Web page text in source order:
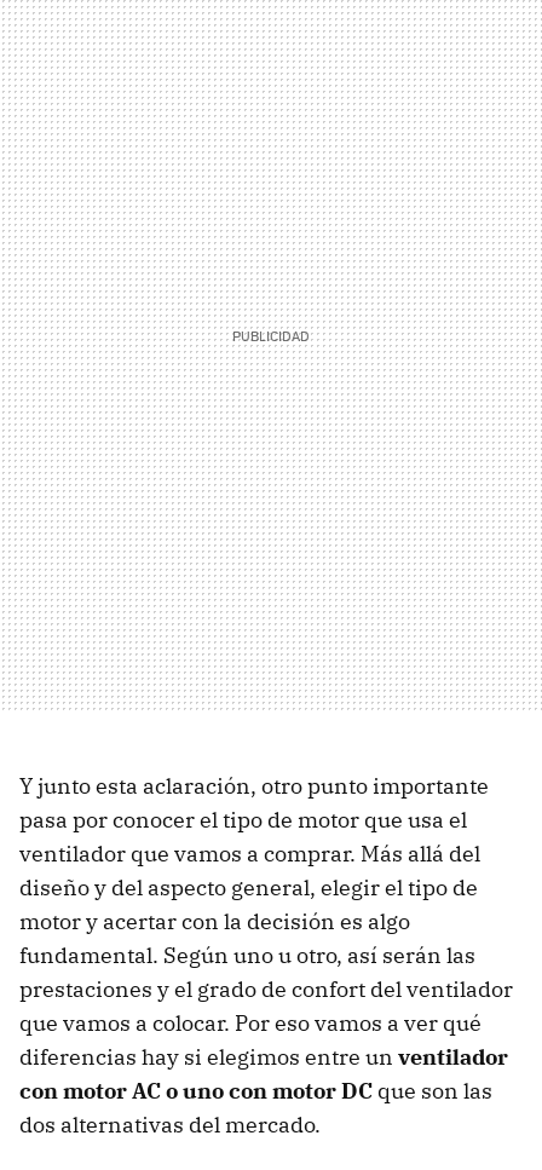
Y junto esta aclaración, otro punto importante
pasa por conocer el tipo de motor que usa el
ventilador que vamos a comprar. Más allá del
diseño y del aspecto general, elegir el tipo de
motor y acertar con la decisión es algo
fundamental. Según uno u otro, así serán las
prestaciones y el grado de confort del ventilador
que vamos a colocar. Por eso vamos a ver qué
diferencias hay si elegimos entre un ventilador
con motor AC o uno con motor DC que son las
dos alternativas del mercado.